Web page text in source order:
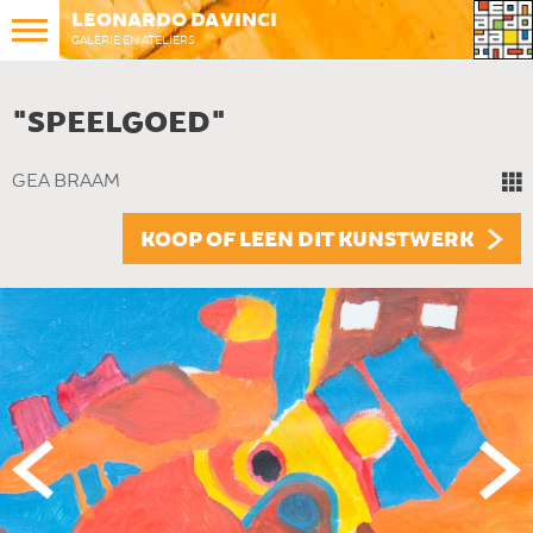
LEONARDO DA VINCI
GALERIE EN ATELIERS
"SPEELGOED"
GEA BRAAM
KOOP OF LEEN DIT KUNSTWERK